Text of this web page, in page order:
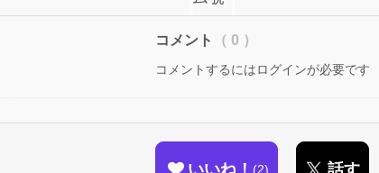
コメント （ 0 ）
コメントするにはログインが必要です
いいね！ 2 話す